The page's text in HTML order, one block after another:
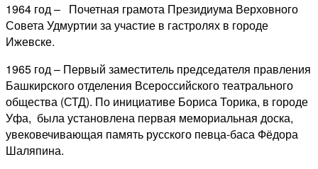
1964 год – Почетная грамота Президиума Верховного
Совета Удмуртии за участие в гастролях в городе
Ижевске.
1965 год – Первый заместитель председателя правления
Башкирского отделения Всероссийского театрального
общества (СТД). По инициативе Бориса Торика, в городе
Уфа, была установлена первая мемориальная доска,
увековечивающая память русского певца-баса Фёдора
Шаляпина.